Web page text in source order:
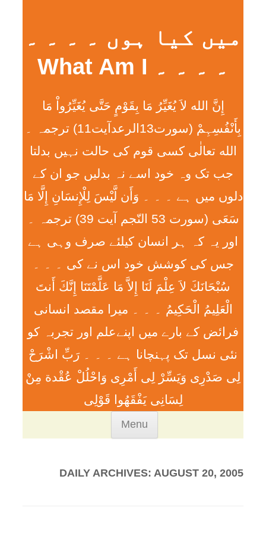
میں کیا ہوں ۔ ۔ ۔ ۔
۔ ۔ ۔ ۔ What Am I
إِنَّ الله لاَ يُغَيِّرُ مَا بِقَوْمٍ حَتَّی يُغَيِّرُواْ مَا
بِأَنْفُسِہِمْ (سورت13الرعدآیت11) ترجمہ ۔
الله تعالٰی کسی قوم کی حالت نہیں بدلتا
جب تک وہ خود اسے نہ بدلیں جو ان کے
دلوں میں ہے ۔ ۔ ۔ وَأَن لَّيْسَ لِلْإِنسَانِ إِلَّا مَا
سَعَی (سورت 53 النّجم آیت 39) ترجمہ ۔
اور یہ کہ ہر انسان کیلئے صرف وہی ہے
جس کی کوشش خود اس نے کی ۔ ۔ ۔
سُبْحَانَكَ لاَ عِلْمَ لَنَا إِلاَّ مَا عَلَّمْتَنَا إِنَّكَ أَنتَ
الْعَلِيمُ الْحَكِيمُ ۔ ۔ ۔ ميرا مقصد انسانی
فرائض کے بارے میں اپنےعلم اور تجربہ کو
نئی نسل تک پہنچانا ہے ۔ ۔ ۔ رَبِّ اشْرَحْ
لِی صَدْرِی وَيَسِّرْ لِی أَمْرِی وَاحْلُلْ عُقْدة مِنْ
لِسَانِی يَفْقَھُوا قَوْلِی
Menu
content
DAILY ARCHIVES: AUGUST 20, 2005